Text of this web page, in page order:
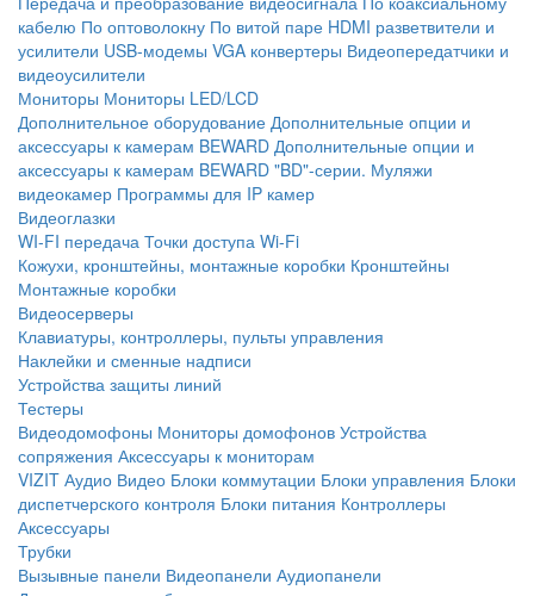
кабелю По оптоволокну По витой паре HDMI разветвители и
усилители USB-модемы VGA конвертеры Видеопередатчики и
видеоусилители
Мониторы Мониторы LED/LCD
Дополнительное оборудование Дополнительные опции и
аксессуары к камерам BEWARD Дополнительные опции и
аксессуары к камерам BEWARD "BD"-серии. Муляжи
видеокамер Программы для IP камер
Видеоглазки
WI-FI передача Точки доступа Wi-Fi
Кожухи, кронштейны, монтажные коробки Кронштейны
Монтажные коробки
Видеосерверы
Клавиатуры, контроллеры, пульты управления
Наклейки и сменные надписи
Устройства защиты линий
Тестеры
Видеодомофоны Мониторы домофонов Устройства
сопряжения Аксессуары к мониторам
VIZIT Аудио Видео Блоки коммутации Блоки управления Блоки
диспетчерского контроля Блоки питания Контроллеры
Аксессуары
Трубки
Вызывные панели Видеопанели Аудиопанели